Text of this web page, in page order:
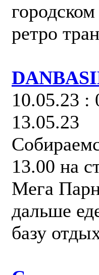
ретро
10.05.23 :
13.05.23
13.00 на
Мега
дальше
базу